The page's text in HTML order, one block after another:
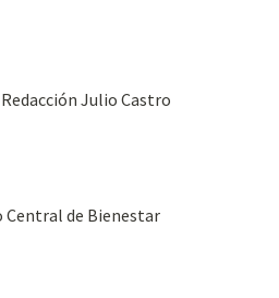
Julio Castro
Central de Bienestar